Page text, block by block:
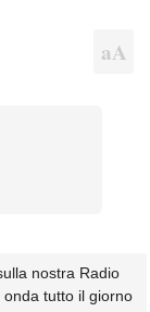
nostra Radio
tutto il giorno